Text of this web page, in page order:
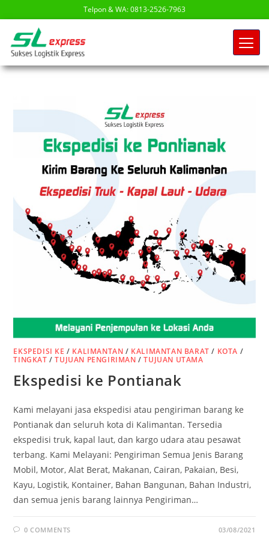
Telpon & WA: 0813-2526-7963
EKSPEDISI KE / KALIMANTAN / KALIMANTAN BARAT / KOTA /
TINGKAT /TUJUAN PENGIRIMAN /TUJUAN UTAMA
Ekspedisi ke Pontianak
Kami melayani jasa ekspedisi atau pengiriman barang ke
Pontianak dan seluruh kota di Kalimantan. Tersedia
ekspedisi truk, kapal laut, dan kargo udara atau pesawat
terbang. Kami Melayani: Pengiriman Semua Jenis Barang
Mobil, Motor, Alat Berat, Makanan, Cairan, Pakaian, Besi,
Kayu, Logistik, Kontainer, Bahan Bangunan, Bahan Industri,
dan semua jenis barang lainnya Pengiriman…
0 COMMENTS 03/08/2021